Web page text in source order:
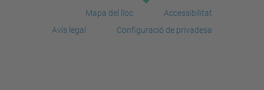
Mapa del lloc
Accessibilitat
Avís legal
Configuració de privadesa